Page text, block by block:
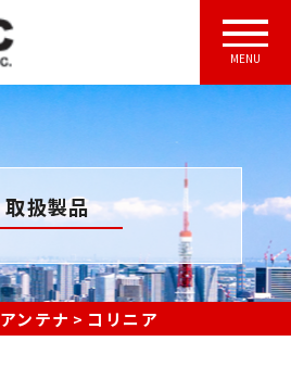
MENU
取扱製品
アンテナ コリニア